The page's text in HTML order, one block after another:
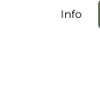
Info